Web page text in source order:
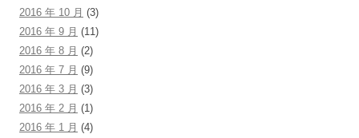
2016 年 10 月 (3)
2016 年 9 月 (11)
2016 年 8 月 (2)
2016 年 7 月 (9)
2016 年 3 月 (3)
2016 年 2 月 (1)
2016 年 1 月 (4)